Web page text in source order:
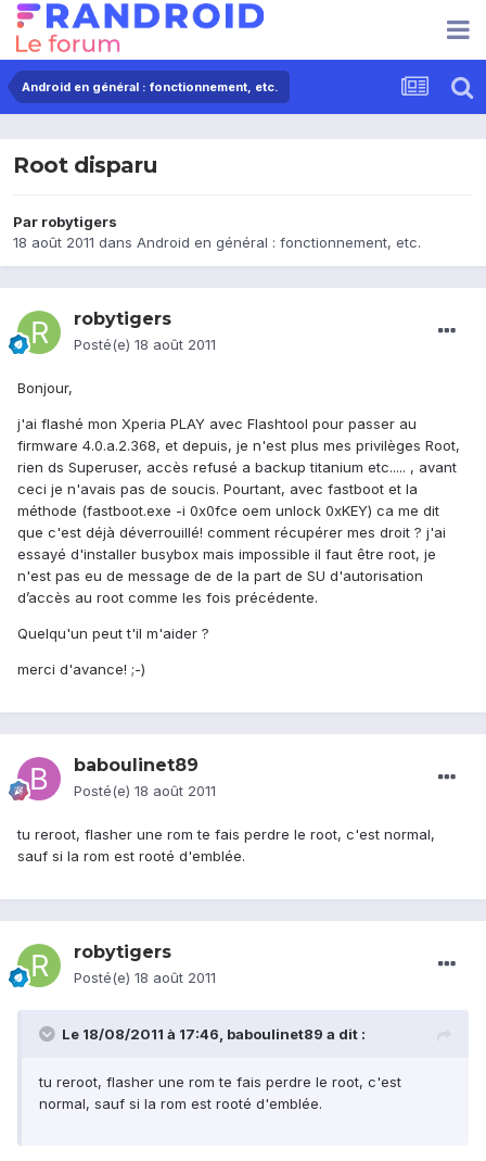
Android en général : fonctionnement, etc.
Root disparu
Par robytigers
18 août 2011 dans Android en général : fonctionnement, etc.
robytigers
Posté(e) 18 août 2011
Bonjour,
j'ai flashé mon Xperia PLAY avec Flashtool pour passer au
firmware 4.0.a.2.368, et depuis, je n'est plus mes privilèges Root,
rien ds Superuser, accès refusé a backup titanium etc..... , avant
ceci je n'avais pas de soucis. Pourtant, avec fastboot et la
méthode (fastboot.exe -i 0x0fce oem unlock 0xKEY) ca me dit
que c'est déjà déverrouillé! comment récupérer mes droit ? j'ai
essayé d'installer busybox mais impossible il faut être root, je
n'est pas eu de message de de la part de SU d'autorisation
d’accès au root comme les fois précédente.
Quelqu'un peut t'il m'aider ?
merci d'avance! ;-)
baboulinet89
Posté(e) 18 août 2011
tu reroot, flasher une rom te fais perdre le root, c'est normal,
sauf si la rom est rooté d'emblée.
robytigers
Posté(e) 18 août 2011
Le 18/08/2011 à 17:46, baboulinet89 a dit :
tu reroot, flasher une rom te fais perdre le root, c'est
normal, sauf si la rom est rooté d'emblée.